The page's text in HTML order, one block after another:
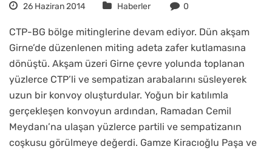
26 Haziran 2014 Haberler 0
CTP-BG bölge mitinglerine devam ediyor. Dün akşam
Girne’de düzenlenen miting adeta zafer kutlamasına
dönüştü. Akşam üzeri Girne çevre yolunda toplanan
yüzlerce CTP’li ve sempatizan arabalarını süsleyerek
uzun bir konvoy oluşturdular. Yoğun bir katılımla
gerçekleşen konvoyun ardından, Ramadan Cemil
Meydanı’na ulaşan yüzlerce partili ve sempatizanın
coşkusu görülmeye değerdi. Gamze Kiracıoğlu Paşa ve